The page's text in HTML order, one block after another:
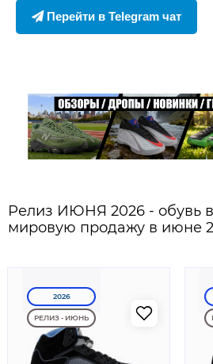
Перейти в Telegram чат
Релиз ИЮНЯ 2026 - обувь
мировую продажу в июне
2026
РЕЛИЗ - ИЮНЬ